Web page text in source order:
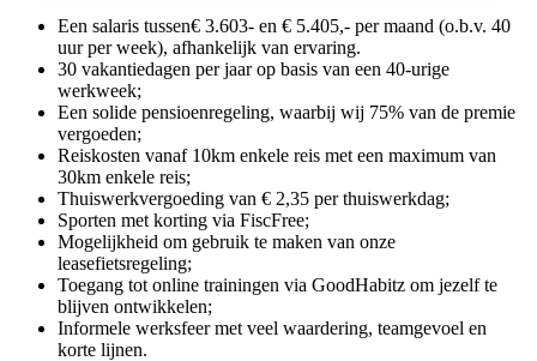
Een salaris tussen€ 3.603- en € 5.405,- per maand (o.b.v. 40
uur per week), afhankelijk van ervaring.
30 vakantiedagen per jaar op basis van een 40-urige
werkweek;
Een solide pensioenregeling, waarbij wij 75% van de premie
vergoeden;
Reiskosten vanaf 10km enkele reis met een maximum van
30km enkele reis;
Thuiswerkvergoeding van € 2,35 per thuiswerkdag;
Sporten met korting via FiscFree;
Mogelijkheid om gebruik te maken van onze
leasefietsregeling;
Toegang tot online trainingen via GoodHabitz om jezelf te
blijven ontwikkelen;
Informele werksfeer met veel waardering, teamgevoel en
korte lijnen.